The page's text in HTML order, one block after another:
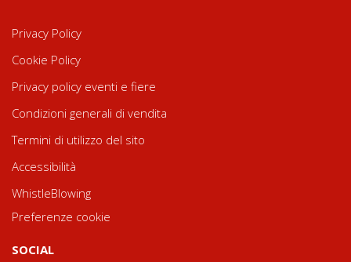
Privacy Policy
Cookie Policy
Privacy policy eventi e fiere
Condizioni generali di vendita
Termini di utilizzo del sito
Accessibilità
WhistleBlowing
Preferenze cookie
SOCIAL